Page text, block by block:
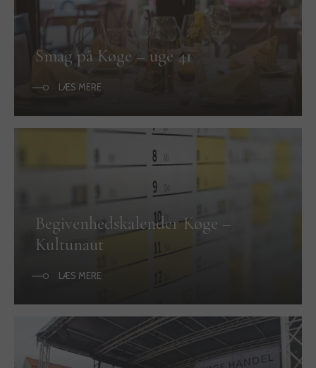
Smag på Køge – uge 41
LÆS MERE
Begivenhedskalender Køge –
Kultunaut
LÆS MERE